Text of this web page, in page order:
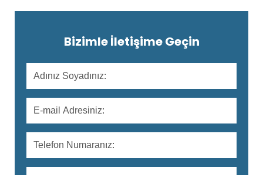
Bizimle İletişime Geçin